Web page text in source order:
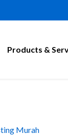
Products &
Murah